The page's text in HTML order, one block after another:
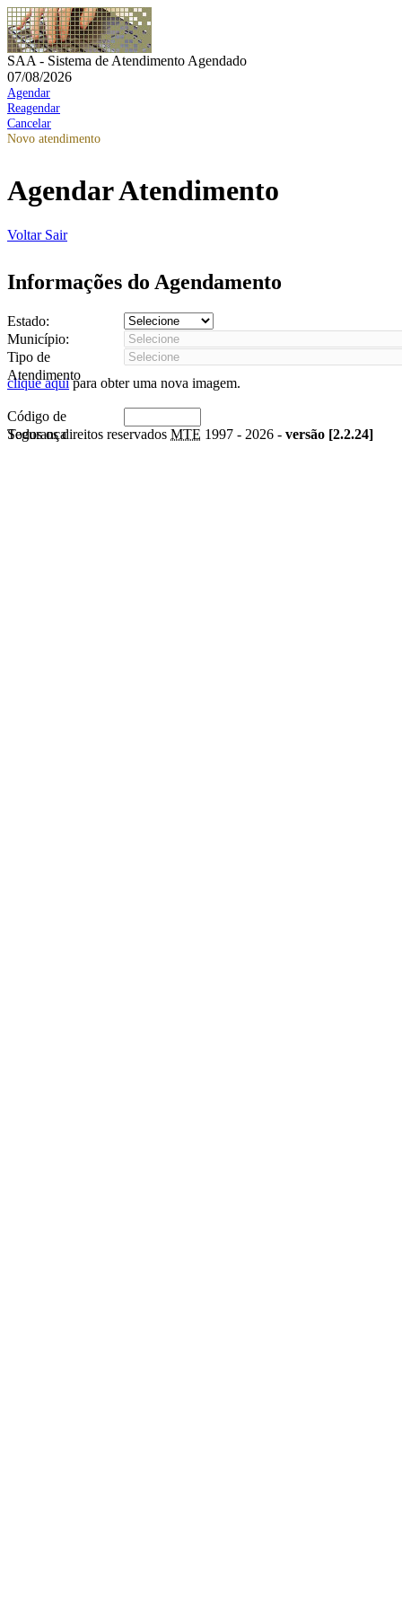
SAA - Sistema de Atendimento Agendado
07/08/2026
Agendar
Reagendar
Cancelar
Novo atendimento
Agendar Atendimento
Voltar Sair
Informações do Agendamento
Estado:
Município:
Tipo de
Atendimento
clique aquipara obter uma nova imagem.
Código de
Segurança
Todos os direitos reservados MTE 1997 - 2026 - versão [2.2.24]